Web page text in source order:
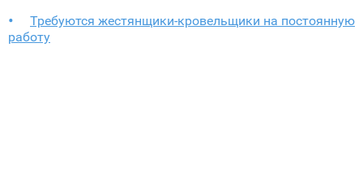
Требуются жестянщики-кровельщики на постоянную
работу